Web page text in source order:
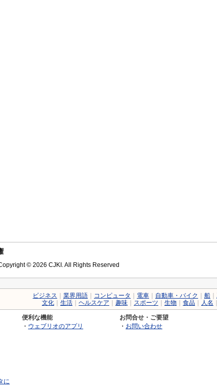
© 2026 CJKI. All Rights Reserved
ビジネス 業界用語 コンピュータ 電車 自動車・バイク 船
文化
生活 ヘルスケア 趣味 スポーツ 生物 食品 人名
に
便利な機能
・ ウェブリオのアプリ
お問合せ・ご要望
・ お問い合わせ